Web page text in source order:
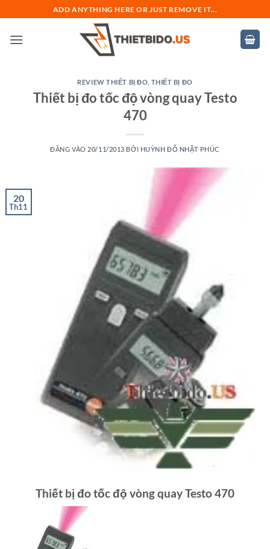
qua
nội
ADD ANYTHING HERE OR JUST REMOVE IT...
REVIEW THIẾT BỊ ĐO THIẾT BỊ ĐO
Thiết bị đo tốc độ vòng quay Testo
470
ĐĂNG VÀO 20/11/2013 BỞI HUỲNH ĐỖ NHẬT PHÚC
20
Th11
Thiết bị đo tốc độ vòng quay Testo 470